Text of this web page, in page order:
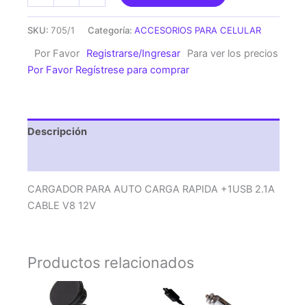
PARA
RAPIDA
+1USB
V8
12V
SKU: 705/1 Categoría: ACCESORIOS PARA CELULAR
Por Favor Registrarse/Ingresar
Para ver los precios
Por Favor Regístrese para comprar
Descripción
CARGADOR PARA AUTO CARGA RAPIDA +1USB 2.1A
CABLE V8 12V
Productos relacionados